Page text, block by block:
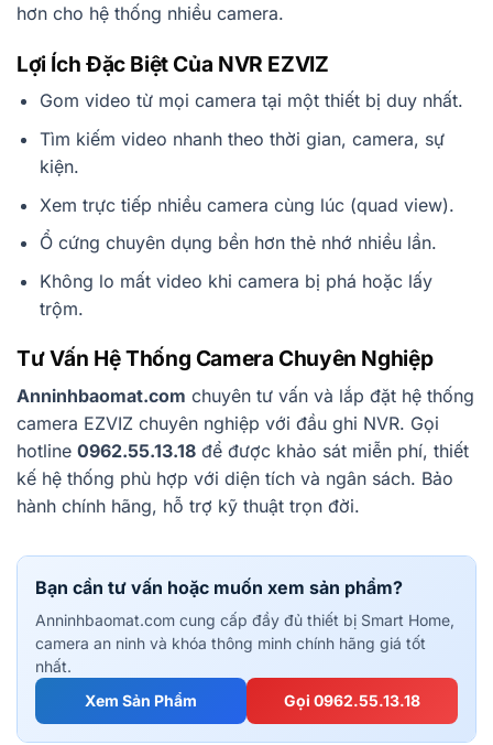
hơn cho hệ thống nhiều camera.
Lợi Ích Đặc Biệt Của NVR EZVIZ
Gom video từ mọi camera tại một thiết bị duy nhất.
Tìm kiếm video nhanh theo thời gian, camera, sự
kiện.
Xem trực tiếp nhiều camera cùng lúc (quad view).
Ổ cứng chuyên dụng bền hơn thẻ nhớ nhiều lần.
Không lo mất video khi camera bị phá hoặc lấy
trộm.
Tư Vấn Hệ Thống Camera Chuyên Nghiệp
Anninhbaomat.com chuyên tư vấn và lắp đặt hệ thống
camera EZVIZ chuyên nghiệp với đầu ghi NVR. Gọi
hotline 0962.55.13.18 để được khảo sát miễn phí, thiết
kế hệ thống phù hợp với diện tích và ngân sách. Bảo
hành chính hãng, hỗ trợ kỹ thuật trọn đời.
Bạn cần tư vấn hoặc muốn xem sản phẩm?
Anninhbaomat.com cung cấp đầy đủ thiết bị Smart Home,
camera an ninh và khóa thông minh chính hãng giá tốt
nhất.
Xem Sản Phẩm
Gọi 0962.55.13.18